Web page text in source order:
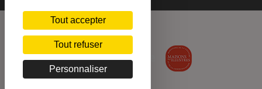
Accessibilité : non conforme
Tout accepter
Tout refuser
Personnaliser